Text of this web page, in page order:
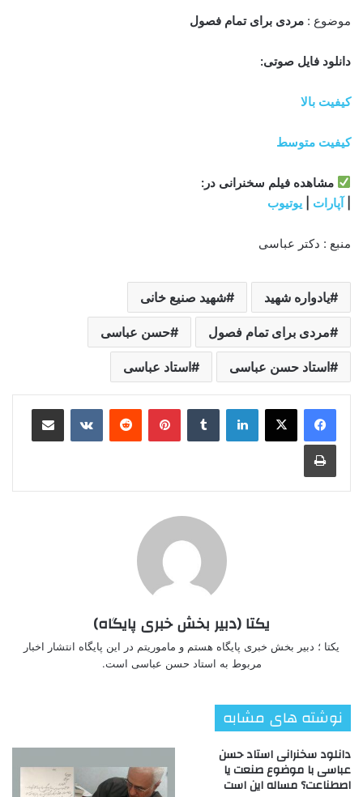
موضوع : مردی برای تمام فصول
دانلود فایل صوتی:
کیفیت بالا
کیفیت متوسط
مشاهده‌ فیلم سخنرانی در:
|آپارات یوتیوب
منبع : دکتر عباسی
یادواره شهید شهید صنیع خانی
مردی برای تمام فصول حسن عباسی
استاد حسن عباسی استاد عباسی
لینکدین ‫تامبلر ‫پین‌ترست‫رددیت ‫VKontakteاشتراک گذاری از طریق ایمیل
چاپ
یکتا (دبیر بخش خبری پایگاه)
یکتا ؛ دبیر بخش خبری پایگاه هستم و ماموریتم در این پایگاه انتشار اخبار
مربوط به استاد حسن عباسی است.
نوشته های مشابه
دانلود سخنرانی استاد حسن
عباسی با موضوع صنعت یا
اصطناعت؟ مساله این است